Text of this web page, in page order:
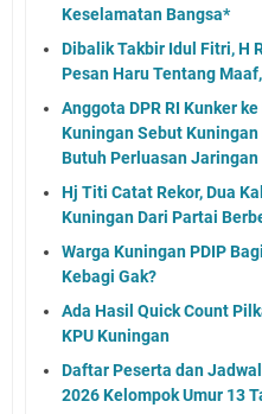
Keselamatan Bangsa*
Dibalik Takbir Idul Fitri, H
Pesan Haru Tentang
Anggota DPR RI Kunker
Kuningan Sebut
Butuh Perluasan Jaringan
Hj Titi Catat Rekor, Dua
Kuningan Dari Partai
Warga Kuningan PDIP
Kebagi Gak?
Ada Hasil Quick Count
KPU Kuningan
Daftar Peserta dan
2026 Kelompok Umur 13